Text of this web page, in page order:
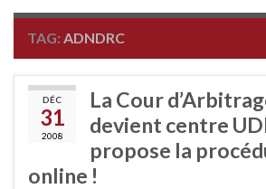
TAG: ADNDRC
DÉC
31
2008
La Cour
devient centre
propose la
online !